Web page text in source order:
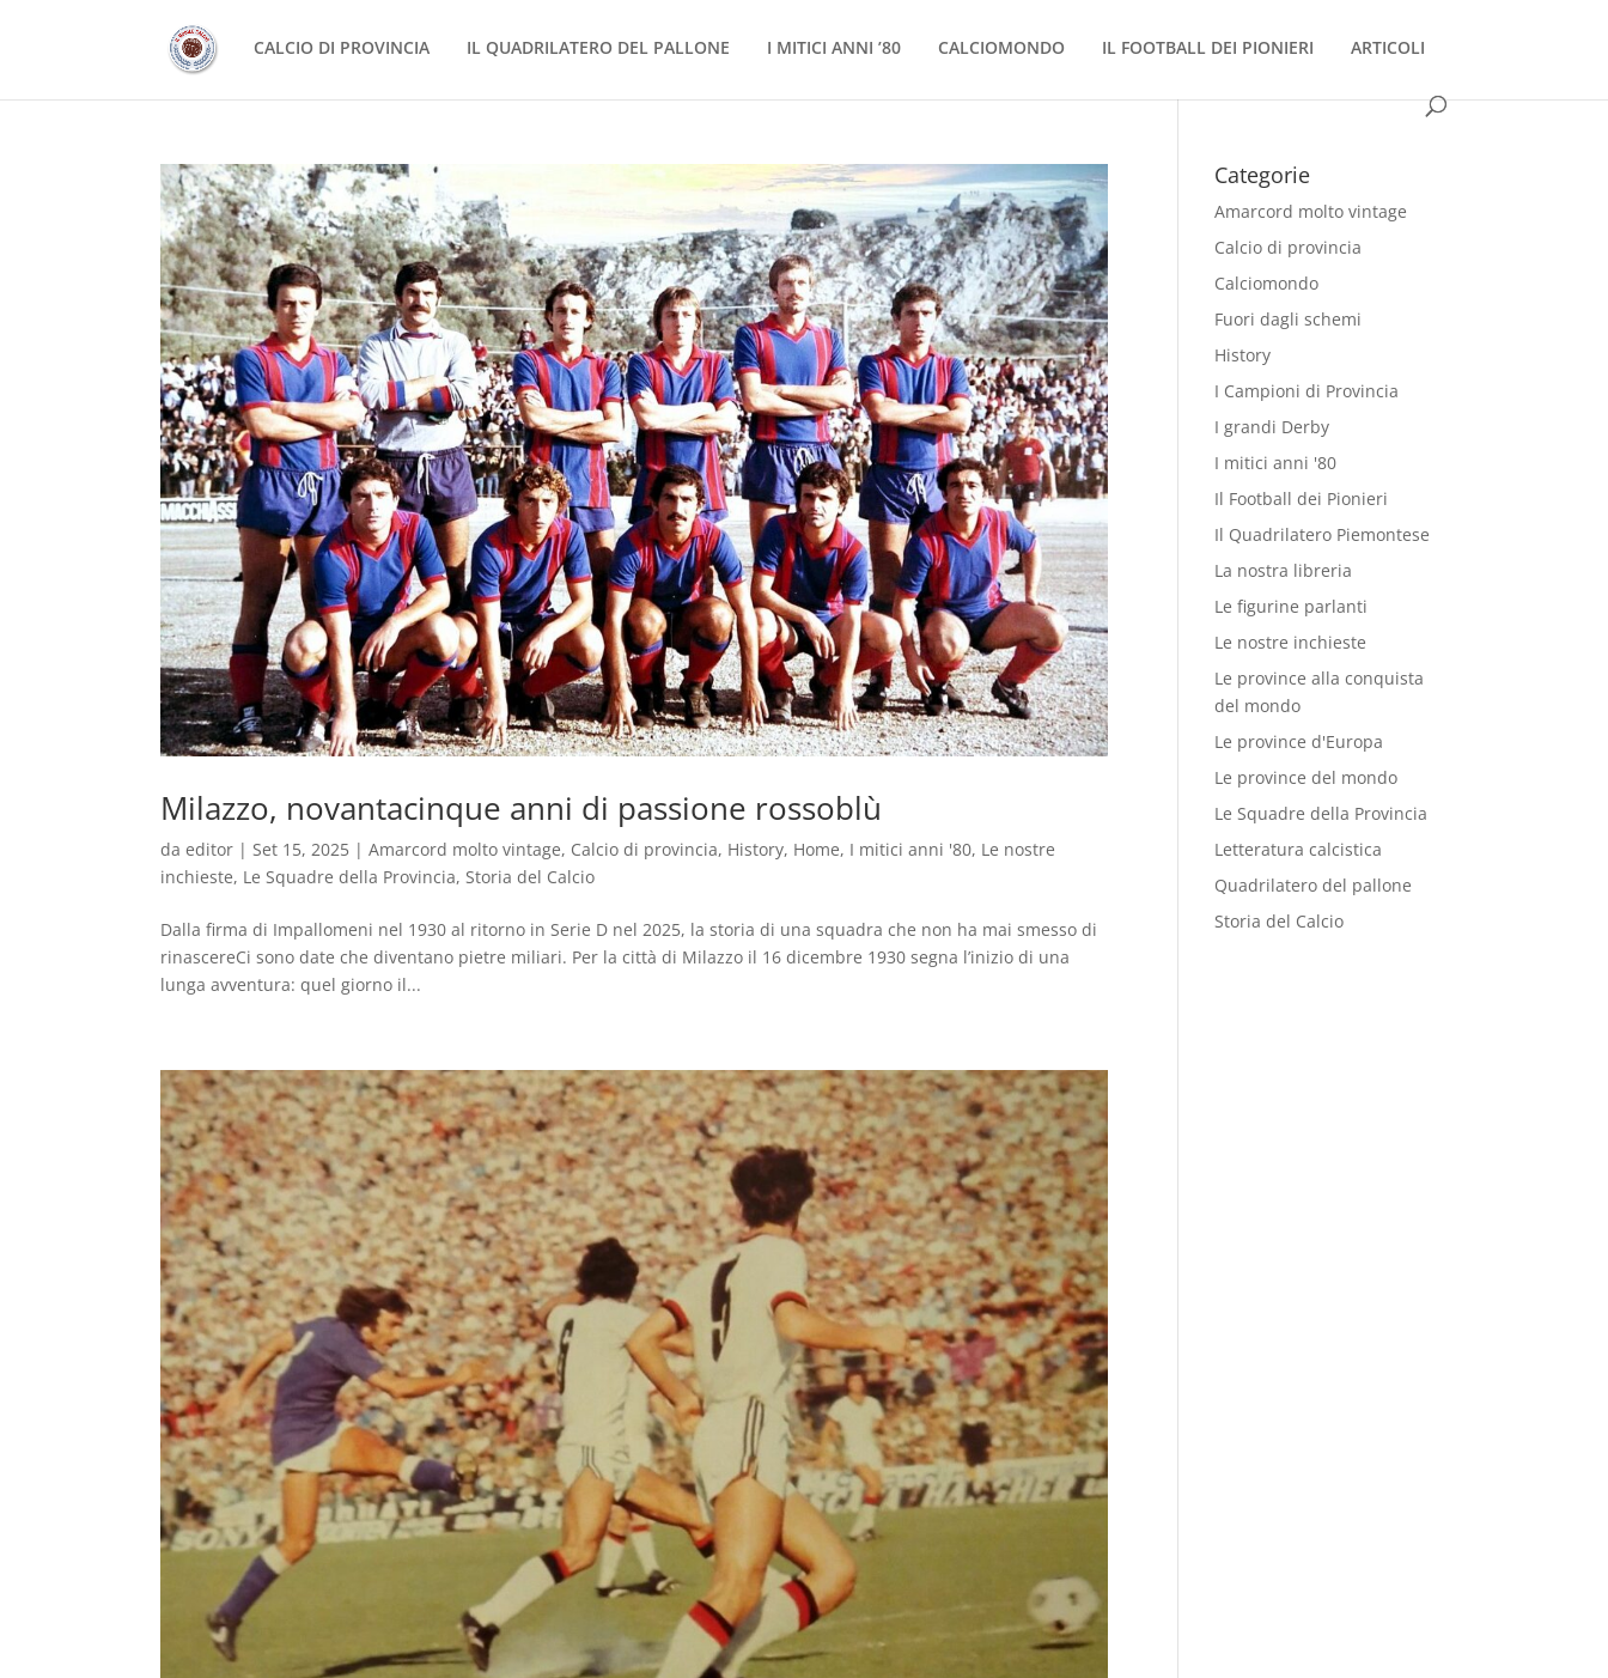
CALCIO DI PROVINCIA IL QUADRILATERO DEL PALLONE I MITICI ANNI ’80 CALCIOMONDO IL FOOTBALL DEI PIONIERI ARTICOLI
Milazzo, novantacinque anni di passione rossoblù
daeditor | Set 15, 2025 |Amarcord molto vintage, Calcio di provincia, History, Home, I mitici anni '80, Le nostre
inchieste, Le Squadre della Provincia, Storia del Calcio
Dalla firma di Impallomeni nel 1930 al ritorno in Serie D nel 2025, la storia di una squadra che non ha mai smesso di
rinascereCi sono date che diventano pietre miliari. Per la città di Milazzo il 16 dicembre 1930 segna l’inizio di una
lunga avventura: quel giorno il...
Categorie
Amarcord molto vintage
Calcio di provincia
Calciomondo
Fuori dagli schemi
History
I Campioni di Provincia
I grandi Derby
I mitici anni '80
Il Football dei Pionieri
Il Quadrilatero Piemontese
La nostra libreria
Le figurine parlanti
Le nostre inchieste
Le province alla conquista
del mondo
Le province d'Europa
Le province del mondo
Le Squadre della Provincia
Letteratura calcistica
Quadrilatero del pallone
Storia del Calcio